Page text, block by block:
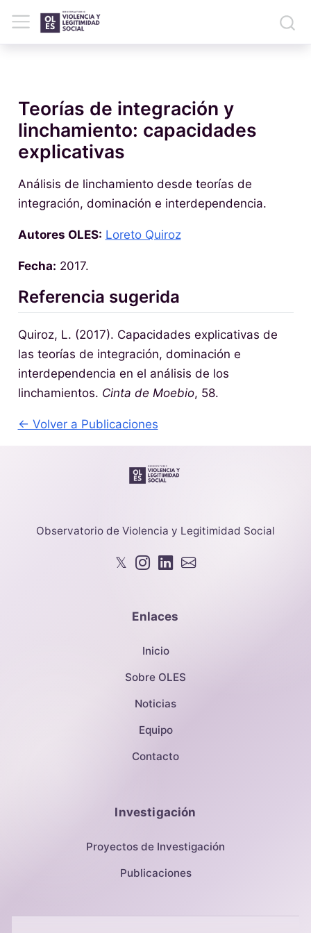
Teorías de integración y
linchamiento: capacidades
explicativas
Análisis de linchamiento desde teorías de
integración, dominación e interdependencia.
Autores OLES: Loreto Quiroz
Fecha: 2017.
Referencia sugerida
Quiroz, L. (2017). Capacidades explicativas de
las teorías de integración, dominación e
interdependencia en el análisis de los
linchamientos. Cinta de Moebio, 58.
← Volver a Publicaciones
Observatorio de Violencia y Legitimidad Social
𝕏
Enlaces
Inicio
Sobre OLES
Noticias
Equipo
Contacto
Investigación
Proyectos de Investigación
Publicaciones